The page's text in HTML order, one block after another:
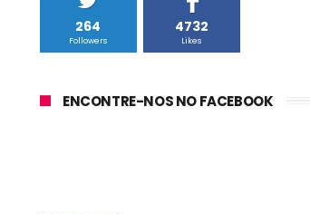
264
Followers
4732
Likes
ENCONTRE-NOS NO FACEBOOK